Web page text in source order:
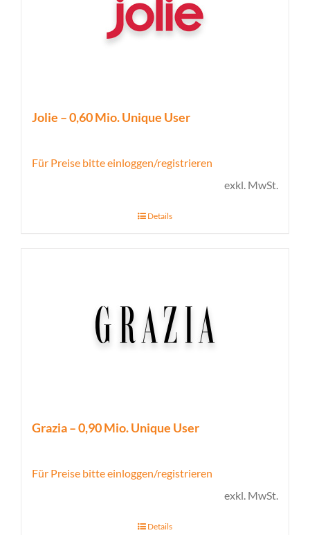
Jolie – 0,60 Mio. Unique User
Für Preise bitte einloggen/registrieren
exkl. MwSt.
Details
Grazia – 0,90 Mio. Unique User
Für Preise bitte einloggen/registrieren
exkl. MwSt.
Details